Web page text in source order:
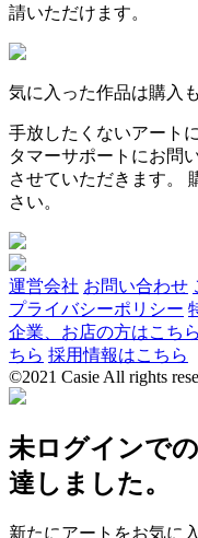
請いただけます。
気に入った作品は購入
手放したくないアート
タマーサポートにお問
させていただきます。
さい。
運営会社 お問い合わせ
プライバシーポリシー
企業、お店の方はこち
ちら 採用情報はこちら
©2021 Casie All rights
未ログインで
達しました。
新たにアートをお気に